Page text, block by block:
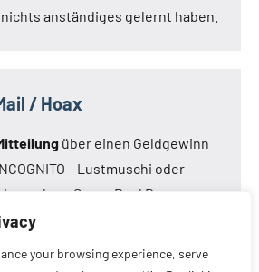
your browsing experience, serve
anständiges gelernt haben.
/ Hoax
über einen Geldgewinn
– Lustmuschi oder
Loveclone Super Real Dong –
Kameraden noch einfällt –